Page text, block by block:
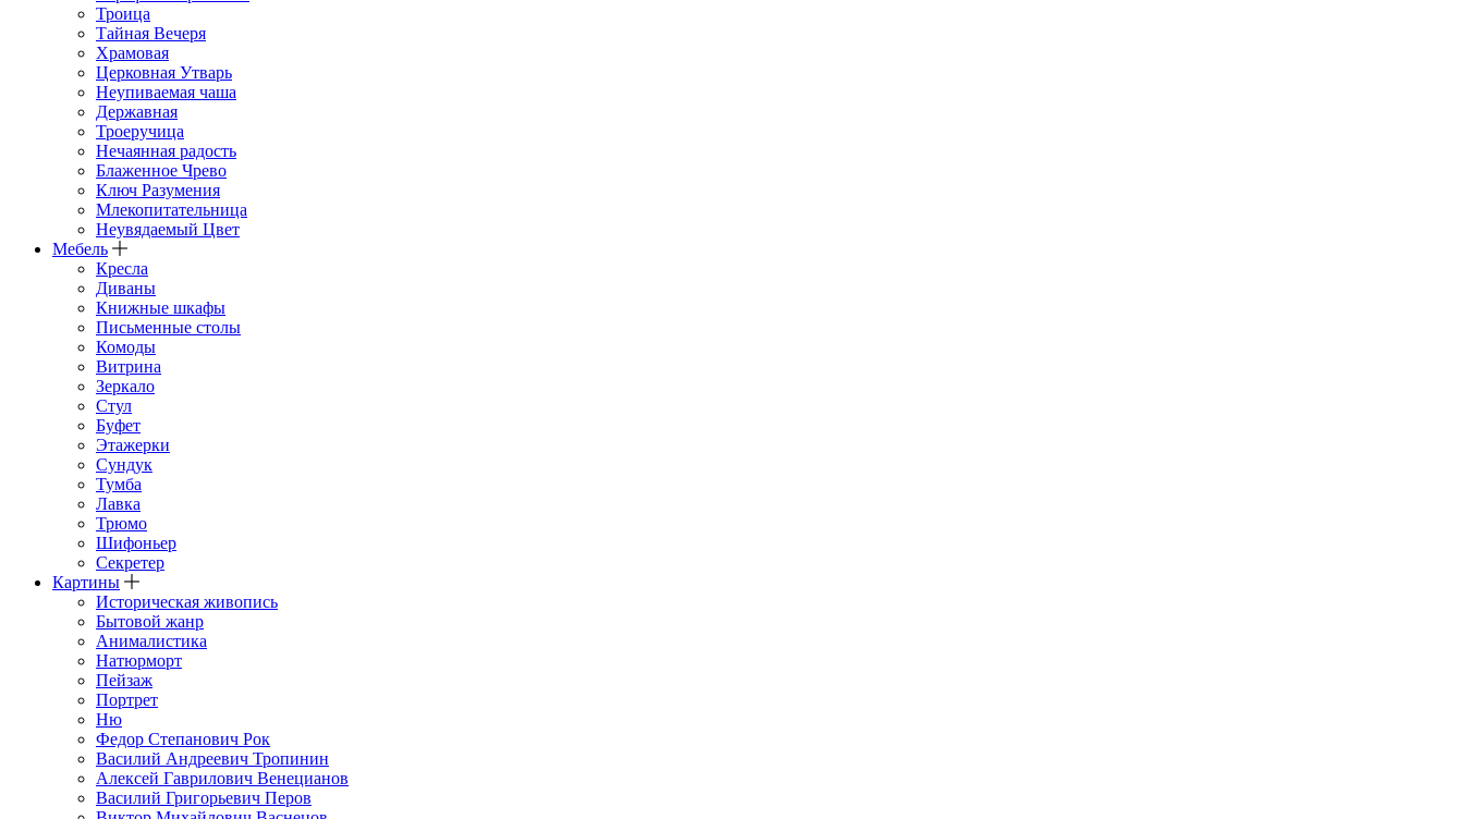
Троица
Тайная Вечеря
Храмовая
Церковная Утварь
Неупиваемая чаша
Державная
Троеручица
Нечаянная радость
Блаженное Чрево
Ключ Разумения
Млекопитательница
Неувядаемый Цвет
Мебель
Кресла
Диваны
Книжные шкафы
Письменные столы
Комоды
Витрина
Зеркало
Стул
Буфет
Этажерки
Сундук
Тумба
Лавка
Трюмо
Шифоньер
Секретер
Картины
Историческая живопись
Бытовой жанр
Анималистика
Натюрморт
Пейзаж
Портрет
Ню
Федор Степанович Рок
Василий Андреевич Тропинин
Алексей Гаврилович Венецианов
Василий Григорьевич Перов